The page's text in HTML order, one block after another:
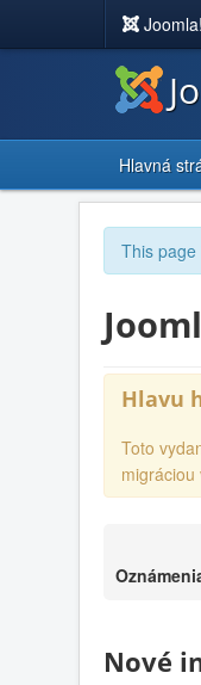
Joomla!
Hlavná
This
Hlavu
Toto
migráciou
Nové